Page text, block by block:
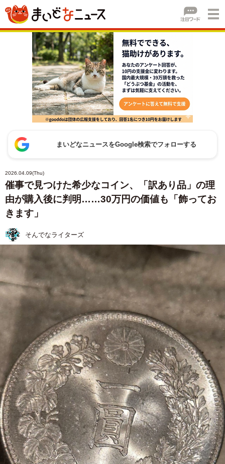
まいどなニュースをGoogle検索でフォローする
2026.04.09(Thu)
催事で見つけた希少なコイン、「訳あり品」の理
由が購入後に判明……30万円の価値も「飾ってお
きます」
そんでなライターズ